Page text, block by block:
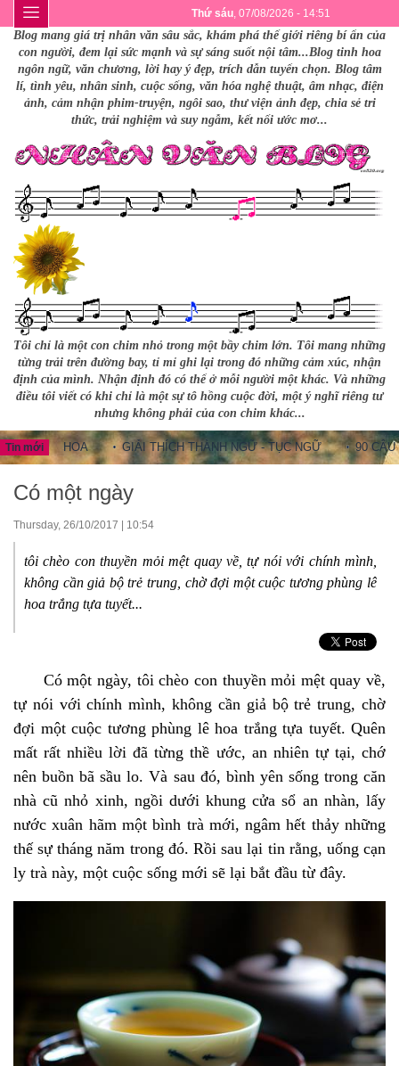
Thứ sáu, 07/08/2026 - 14:51
Blog mang giá trị nhân văn sâu sắc, khám phá thế giới riêng bí ẩn của
con người, đem lại sức mạnh và sự sáng suốt nội tâm...Blog tinh hoa
ngôn ngữ, văn chương, lời hay ý đẹp, trích dẫn tuyển chọn. Blog tâm
lí, tình yêu, nhân sinh, cuộc sống, văn hóa nghệ thuật, âm nhạc, điện
ảnh, cảm nhận phim-truyện, ngôi sao, thư viện ảnh đẹp, chia sẻ tri
thức, trải nghiệm và suy ngẫm, kết nối ước mơ...
Tôi chỉ là một con chim nhỏ trong một bầy chim lớn. Tôi mang những
từng trải trên đường bay, tỉ mỉ ghi lại trong đó những cảm xúc, nhận
định của mình. Nhận định đó có thể ở mỗi người một khác. Và những
điều tôi viết có khi chỉ là một sự tô hồng cuộc đời, một ý nghĩ riêng tư
nhưng không phải của con chim khác...
Tin mới
HOA GIẢI THÍCH THÀNH NGỮ - TỤC NGỮ 90 CÂU
Có một ngày
Thursday, 26/10/2017 | 10:54
tôi chèo con thuyền mỏi mệt quay về, tự nói với chính mình,
không cần giả bộ trẻ trung, chờ đợi một cuộc tương phùng lê
hoa trắng tựa tuyết...
Có một ngày, tôi chèo con thuyền mỏi mệt quay về,
tự nói với chính mình, không cần giả bộ trẻ trung, chờ
đợi một cuộc tương phùng lê hoa trắng tựa tuyết. Quên
mất rất nhiều lời đã từng thề ước, an nhiên tự tại, chớ
nên buồn bã sầu lo. Và sau đó, bình yên sống trong căn
nhà cũ nhỏ xinh, ngồi dưới khung cửa sổ an nhàn, lấy
nước xuân hãm một bình trà mới, ngâm hết thảy những
thế sự tháng năm trong đó. Rồi sau lại tin rằng, uống cạn
ly trà này, một cuộc sống mới sẽ lại bắt đầu từ đây.